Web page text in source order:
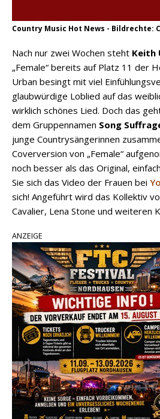
Country Music Hot News - Bildrechte:
Nach nur zwei Wochen steht Keith
„Female“ bereits auf Platz 11 der
Urban besingt mit viel
glaubwürdige Loblied auf das
wirklich schönes Lied. Doch das
dem Gruppennamen Song
junge Countrysängerinnen
Coverversion von „Female“
noch besser als das Original,
Sie sich das Video der Frauen bei
sich! Angeführt wird das Kollektiv
Cavalier, Lena Stone und weiteren
ANZEIGE